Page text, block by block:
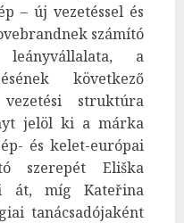
– új vezetéssel és
számító
a
következő
struktúra
jelöl ki a márka
és kelet-európai
szerepét Eliška
át, míg Kateřina
tanácsadójaként